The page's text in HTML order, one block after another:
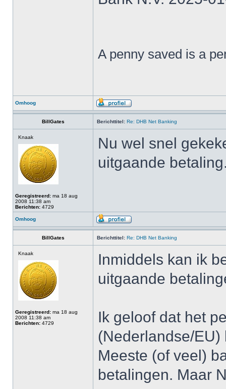
A penny saved is a
Omhoog
BillGates Berichttitel: Re: DHB Net Banking
Knaak
Geregistreerd: ma 18 aug
2008 11:38 am
Berichten: 4729
Nu wel snel
uitgaande
Omhoog
BillGates Berichttitel: Re: DHB Net Banking
Knaak
Geregistreerd: ma 18 aug
2008 11:38 am
Berichten: 4729
Inmiddels kan ik
uitgaande
Ik geloof dat het
(Nederlandse/EU)
Meeste (of veel)
betalingen. Maar